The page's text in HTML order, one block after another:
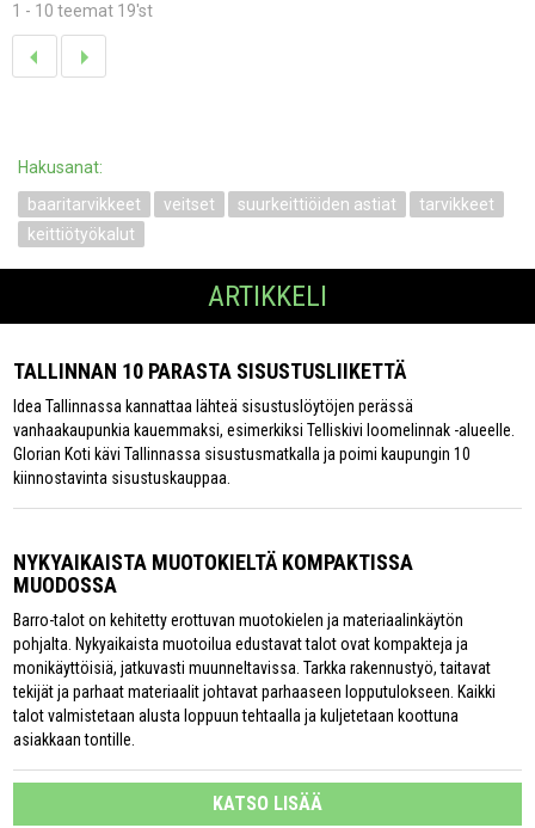
1 - 10 teemat 19'st
Hakusanat:
baaritarvikkeet
veitset suurkeittiöiden astiat
tarvikkeet
keittiötyökalut
ARTIKKELI
TALLINNAN 10 PARASTA SISUSTUSLIIKETTÄ
Idea Tallinnassa kannattaa lähteä sisustuslöytöjen perässä
vanhaakaupunkia kauemmaksi, esimerkiksi Telliskivi loomelinnak -alueelle.
Glorian Koti kävi Tallinnassa sisustusmatkalla ja poimi kaupungin 10
kiinnostavinta sisustuskauppaa.
NYKYAIKAISTA MUOTOKIELTÄ KOMPAKTISSA
MUODOSSA
Barro-talot on kehitetty erottuvan muotokielen ja materiaalinkäytön
pohjalta. Nykyaikaista muotoilua edustavat talot ovat kompakteja ja
monikäyttöisiä, jatkuvasti muunneltavissa. Tarkka rakennustyö, taitavat
tekijät ja parhaat materiaalit johtavat parhaaseen lopputulokseen. Kaikki
talot valmistetaan alusta loppuun tehtaalla ja kuljetetaan koottuna
asiakkaan tontille.
KATSO LISÄÄ